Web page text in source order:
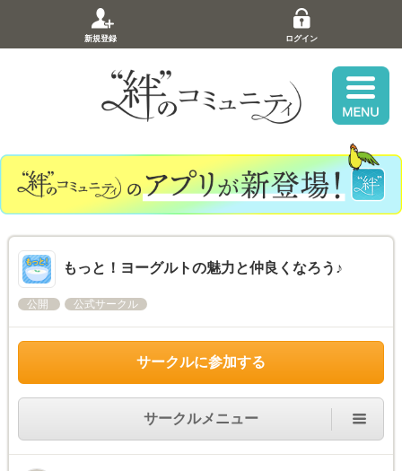
新規登録 ログイン
もっと！ヨーグルトの魅力と仲良くなろう♪
公開 公式サークル
サークルに参加する
サークルメニュー